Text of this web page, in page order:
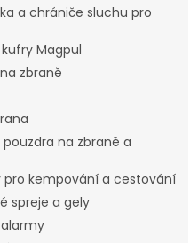
a chrániče sluchu pro
Magpul
zbraně
pouzdra na zbraně a
pro kempování a cestování
spreje a gely